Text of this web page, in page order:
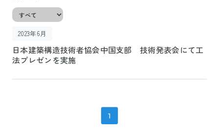
2023年6月
日本建築構造技術者協会中国支部 技術発表会にて工
法プレゼンを実施
1